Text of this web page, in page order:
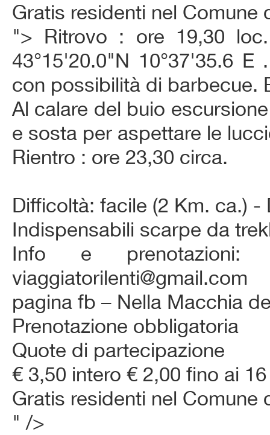
Gratis residenti nel Comune
"> Ritrovo : ore 19,30
43°15'20.0"N 10°37'35.6
con possibilità di barbecue.
Al calare del buio
e sosta per aspettare le
Rientro : ore 23,30 circa.
Difficoltà: facile (2 Km. ca.) -
Indispensabili scarpe da
Info e prenotazioni:
viaggiatorilenti@gmail.com
pagina fb – Nella Macchia
Prenotazione obbligatoria
Quote di partecipazione
€ 3,50 intero € 2,00 fino ai
Gratis residenti nel Comune
" />